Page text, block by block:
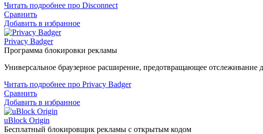
Читать подробнее про Disconnect
Сравнить
Добавить в избранное
Privacy Badger
Программа блокировки рекламы
Универсальное браузерное расширение, предотвращающее
Читать подробнее про Privacy Badger
Сравнить
Добавить в избранное
uBlock Origin
Бесплатный блокировщик рекламы с открытым кодом